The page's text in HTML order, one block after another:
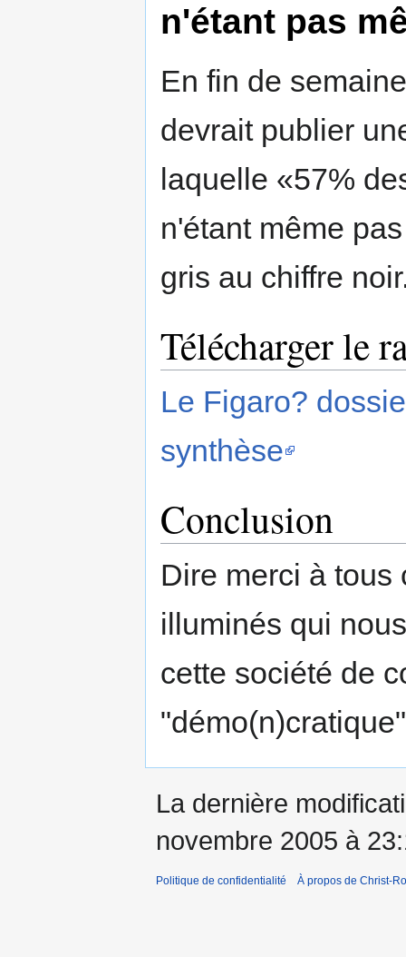
n'étant pas
En fin de
devrait publier
laquelle «57%
n'étant même
gris au chiffre
Télécharger le
Le Figaro?
synthèse
Conclusion
Dire merci à tous
illuminés qui
cette société de
La dernière
novembre 2005 à
Politique de confidentialité À propos de Christ-